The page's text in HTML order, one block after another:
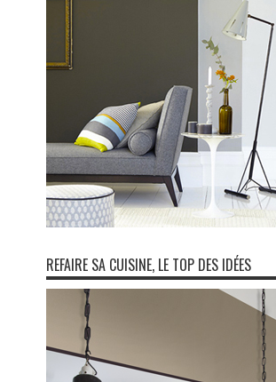
REFAIRE SA CUISINE, LE TOP DES IDÉES